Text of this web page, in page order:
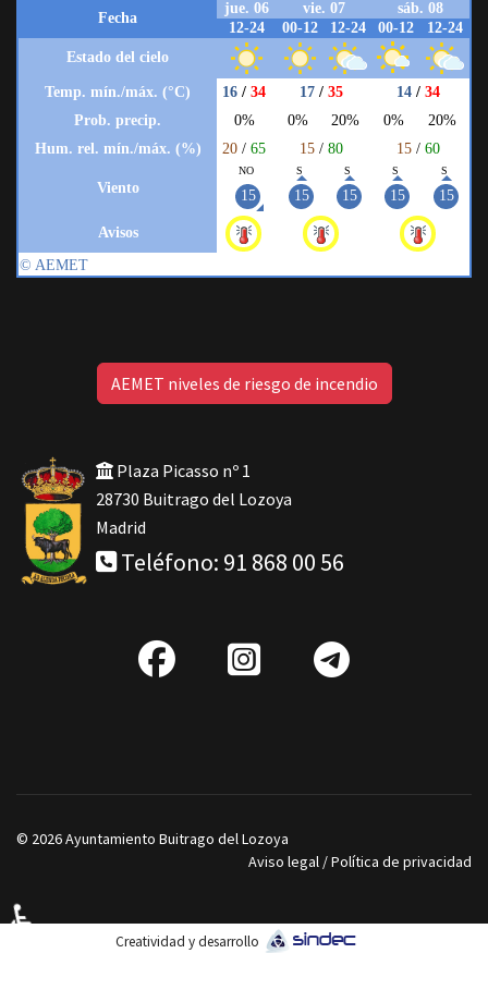
AEMET niveles de riesgo de incendio
Plaza Picasso nº 1
28730 Buitrago del Lozoya
Madrid
Teléfono: 91 868 00 56
fab
IG
© 2026 Ayuntamiento Buitrago del Lozoya
Aviso legal /Política de privacidad
Creatividad y desarrollo